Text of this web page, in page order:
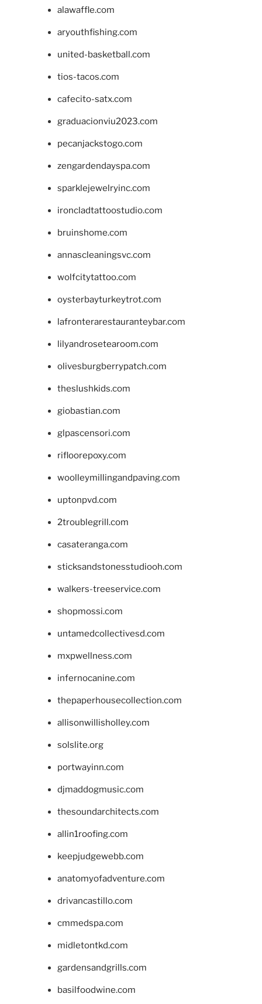
alawaffle.com
aryouthfishing.com
united-basketball.com
tios-tacos.com
cafecito-satx.com
graduacionviu2023.com
pecanjackstogo.com
zengardendayspa.com
sparklejewelryinc.com
ironcladtattoostudio.com
bruinshome.com
annascleaningsvc.com
wolfcitytattoo.com
oysterbayturkeytrot.com
lafronterarestauranteybar.com
lilyandrosetearoom.com
olivesburgberrypatch.com
theslushkids.com
giobastian.com
glpascensori.com
rifloorepoxy.com
woolleymillingandpaving.com
uptonpvd.com
2troublegrill.com
casateranga.com
sticksandstonesstudiooh.com
walkers-treeservice.com
shopmossi.com
untamedcollectivesd.com
mxpwellness.com
infernocanine.com
thepaperhousecollection.com
allisonwillisholley.com
solslite.org
portwayinn.com
djmaddogmusic.com
thesoundarchitects.com
allin1roofing.com
keepjudgewebb.com
anatomyofadventure.com
drivancastillo.com
cmmedspa.com
midletontkd.com
gardensandgrills.com
basilfoodwine.com